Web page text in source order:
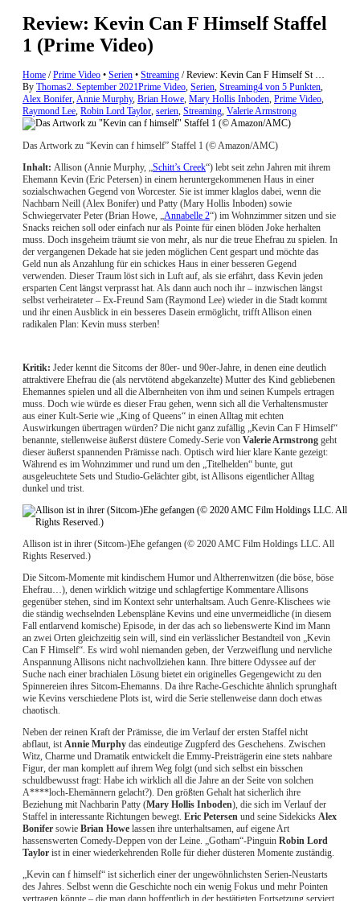
Review: Kevin Can F Himself Staffel
1 (Prime Video)
Home /Prime Video • Serien • Streaming /Review: Kevin Can F Himself St …
By Thomas2. September 2021Prime Video, Serien, Streaming4 von 5 Punkten,
Alex Bonifer,Annie Murphy, Brian Howe, Mary Hollis Inboden, Prime Video,
Raymond Lee, Robin Lord Taylor, serien, Streaming, Valerie Armstrong
Das Artwork zu “Kevin can f himself” Staffel 1 (© Amazon/AMC)
Inhalt: Allison (Annie Murphy, „Schitt’s Creek“) lebt seit zehn Jahren mit ihrem
Ehemann Kevin (Eric Petersen) in einem heruntergekommenen Haus in einer
sozialschwachen Gegend von Worcester. Sie ist immer klaglos dabei, wenn die
Nachbarn Neill (Alex Bonifer) und Patty (Mary Hollis Inboden) sowie
Schwiegervater Peter (Brian Howe, „Annabelle 2“) im Wohnzimmer sitzen und sie
Snacks reichen soll oder einfach nur als Pointe für einen blöden Joke herhalten
muss. Doch insgeheim träumt sie von mehr, als nur die treue Ehefrau zu spielen. In
der vergangenen Dekade hat sie jeden möglichen Cent gespart und möchte das
Geld nun als Anzahlung für ein schickes Haus in einer besseren Gegend
verwenden. Dieser Traum löst sich in Luft auf, als sie erfährt, dass Kevin jeden
ersparten Cent längst verprasst hat. Als dann auch noch ihr – inzwischen längst
selbst verheirateter – Ex-Freund Sam (Raymond Lee) wieder in die Stadt kommt
und ihr einen Ausblick in ein besseres Dasein ermöglicht, trifft Allison einen
radikalen Plan: Kevin muss sterben!
Kritik: Jeder kennt die Sitcoms der 80er- und 90er-Jahre, in denen eine deutlich
attraktivere Ehefrau die (als nervtötend abgekanzelte) Mutter des Kind gebliebenen
Ehemannes spielen und all die Albernheiten von ihm und seinen Kumpels ertragen
muss. Doch wie würde es dieser Frau gehen, wenn sich all die Verhaltensmuster
aus einer Kult-Serie wie „King of Queens“ in einen Alltag mit echten
Auswirkungen übertragen würden? Die nicht ganz zufällig „Kevin Can F Himself“
benannte, stellenweise äußerst düstere Comedy-Serie von Valerie Armstrong geht
dieser äußerst spannenden Prämisse nach. Optisch wird hier klare Kante gezeigt:
Während es im Wohnzimmer und rund um den „Titelhelden“ bunte, gut
ausgeleuchtete Sets und Studio-Gelächter gibt, ist Allisons eigentlicher Alltag
dunkel und trist.
Allison ist in ihrer (Sitcom-)Ehe gefangen (© 2020 AMC Film Holdings LLC. All
Rights Reserved.)
Die Sitcom-Momente mit kindischem Humor und Altherrenwitzen (die böse, böse
Ehefrau…), denen wirklich witzige und schlagfertige Kommentare Allisons
gegenüber stehen, sind im Kontext sehr unterhaltsam. Auch Genre-Klischees wie
die ständig wechselnden Lebenspläne Kevins und eine unvermeidliche (in diesem
Fall entlarvend komische) Episode, in der das ach so liebenswerte Kind im Mann
an zwei Orten gleichzeitig sein will, sind ein verlässlicher Bestandteil von „Kevin
Can F Himself“. Es wird wohl niemanden geben, der Verzweiflung und nervliche
Anspannung Allisons nicht nachvollziehen kann. Ihre bittere Odyssee auf der
Suche nach einer brachialen Lösung bietet ein originelles Gegengewicht zu den
Spinnereien ihres Sitcom-Ehemanns. Da ihre Rache-Geschichte ähnlich sprunghaft
wie Kevins verschiedene Plots ist, wird die Serie stellenweise dann doch etwas
chaotisch.
Neben der reinen Kraft der Prämisse, die im Verlauf der ersten Staffel nicht
abflaut, ist Annie Murphy das eindeutige Zugpferd des Geschehens. Zwischen
Witz, Charme und Dramatik entwickelt die Emmy-Preisträgerin eine stets nahbare
Figur, der man komplett auf ihrem Weg folgt (und sich selbst ein bisschen
schuldbewusst fragt: Habe ich wirklich all die Jahre an der Seite von solchen
A****loch-Ehemännern gelacht?). Den größten Gehalt hat sicherlich ihre
Beziehung mit Nachbarin Patty (Mary Hollis Inboden), die sich im Verlauf der
Staffel in interessante Richtungen bewegt. Eric Petersen und seine Sidekicks Alex
Bonifer sowie Brian Howe lassen ihre unterhaltsamen, auf eigene Art
hassenswerten Comedy-Deppen von der Leine. „Gotham“-Pinguin Robin Lord
Taylor ist in einer wiederkehrenden Rolle für dieher düsteren Momente zuständig.
„Kevin can f himself“ ist sicherlich einer der ungewöhnlichsten Serien-Neustarts
des Jahres. Selbst wenn die Geschichte noch ein wenig Fokus und mehr Pointen
vertragen könnte – die man dann hoffentlich in der bestätigten Fortsetzung serviert